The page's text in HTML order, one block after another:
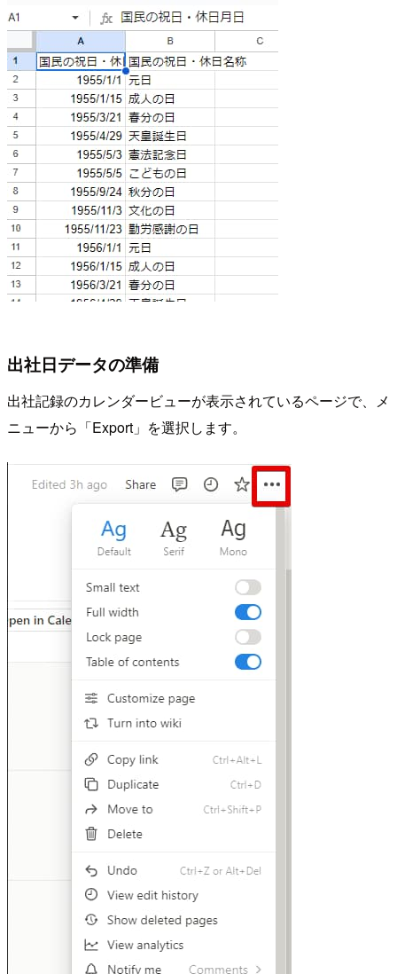
出社日データの準備
出社記録のカレンダービューが表示されているページで、メ
ニューから「Export」を選択します。